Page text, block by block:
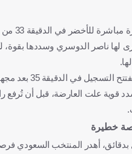
واحتسب
لها ناصر الدوسري وسددها بقوة،
وكاد مصعب الجوير أن
قوية علت العارضة، قبل أن تُرفع
خطيرة
بدقائق، أهدر المنتخب السعودي